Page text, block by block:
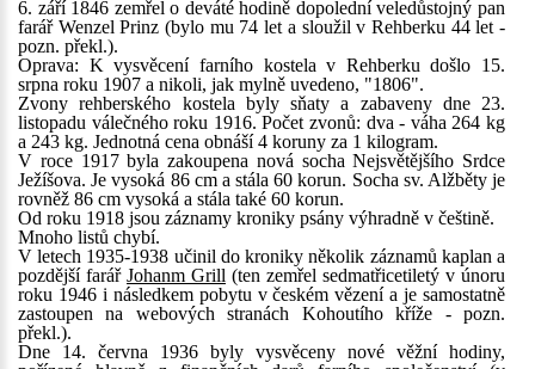
6. září 1846 zemřel o deváté hodině dopolední veledůstojný pan
farář Wenzel Prinz (bylo mu 74 let a sloužil v Rehberku 44 let -
pozn. překl.).
Oprava: K vysvěcení farního kostela v Rehberku došlo 15.
srpna roku 1907 a nikoli, jak mylně uvedeno, "1806".
Zvony rehberského kostela byly sňaty a zabaveny dne 23.
listopadu válečného roku 1916. Počet zvonů: dva - váha 264 kg
a 243 kg. Jednotná cena obnáší 4 koruny za 1 kilogram.
V roce 1917 byla zakoupena nová socha Nejsvětějšího Srdce
Ježíšova. Je vysoká 86 cm a stála 60 korun. Socha sv. Alžběty je
rovněž 86 cm vysoká a stála také 60 korun.
Od roku 1918 jsou záznamy kroniky psány výhradně v češtině.
Mnoho listů chybí.
V letech 1935-1938 učinil do kroniky několik záznamů kaplan a
pozdější farář Johanm Grill (ten zemřel sedmatřicetiletý v únoru
roku 1946 i následkem pobytu v českém vězení a je samostatně
zastoupen na webových stranách Kohoutího kříže - pozn.
překl.).
Dne 14. června 1936 byly vysvěceny nové věžní hodiny,